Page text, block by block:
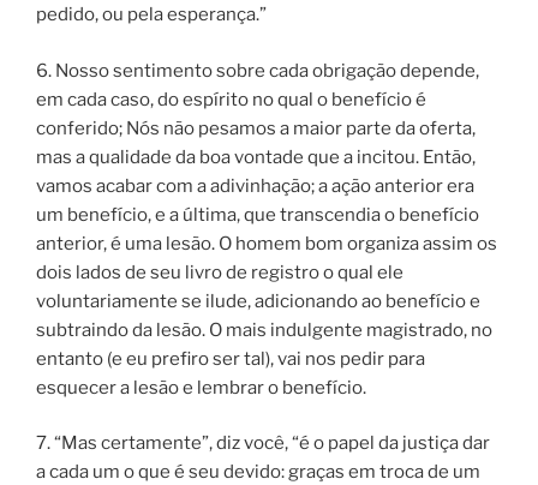
pedido, ou pela esperança.”
6. Nosso sentimento sobre cada obrigação depende,
em cada caso, do espírito no qual o benefício é
conferido; Nós não pesamos a maior parte da oferta,
mas a qualidade da boa vontade que a incitou. Então,
vamos acabar com a adivinhação; a ação anterior era
um benefício, e a última, que transcendia o benefício
anterior, é uma lesão. O homem bom organiza assim os
dois lados de seu livro de registro o qual ele
voluntariamente se ilude, adicionando ao benefício e
subtraindo da lesão. O mais indulgente magistrado, no
entanto (e eu prefiro ser tal), vai nos pedir para
esquecer a lesão e lembrar o benefício.
7. “Mas certamente”, diz você, “é o papel da justiça dar
a cada um o que é seu devido: graças em troca de um